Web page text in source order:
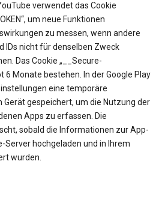
verwendet das Cookie
um neue Funktionen
zu messen, wenn andere
IDs nicht für denselben Zweck
Das Cookie „__Secure-
6 Monate bestehen. In der Google Play
eine temporäre
Gerät gespeichert, um die Nutzung der
Apps zu erfassen. Die
sobald die Informationen zur App-
Server hochgeladen und in Ihrem
wurden.